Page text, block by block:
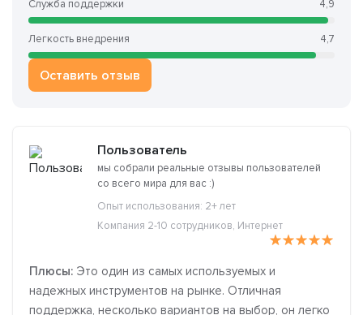
Служба поддержки 4,9
Легкость внедрения 4,7
Оставить отзыв
Пользователь
мы собрали реальные отзывы пользователей
со всего мира для вас :)
Опыт использования: 2+ лет
Компания 2-10 сотрудников, Интернет
Плюсы: Это один из самых используемых и
надежных инструментов на рынке. Отличная
поддержка, несколько вариантов на выбор, он легко